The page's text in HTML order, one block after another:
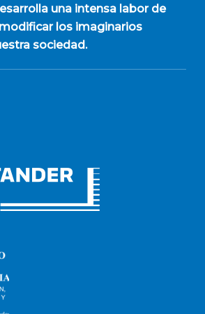
una intensa labor de
los imaginarios
sociedad.